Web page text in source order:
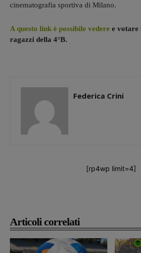
Articoli correlati
cinematografia sportiva di Milano.
A questo link è possibile vedere e votare
ragazzi della 4°B.
Federica Crini
[rp4wp limit=4]